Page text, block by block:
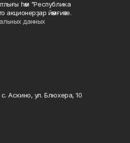
һәм "Республика
акционерҙар йәмғиәте.
данных
Аскино, ул. Блюхера, 10